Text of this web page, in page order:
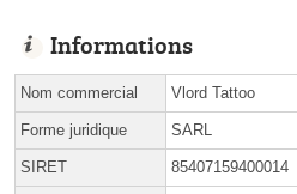
Informations
Nom commercial Vlord Tattoo
Forme juridique SARL
SIRET 85407159400014